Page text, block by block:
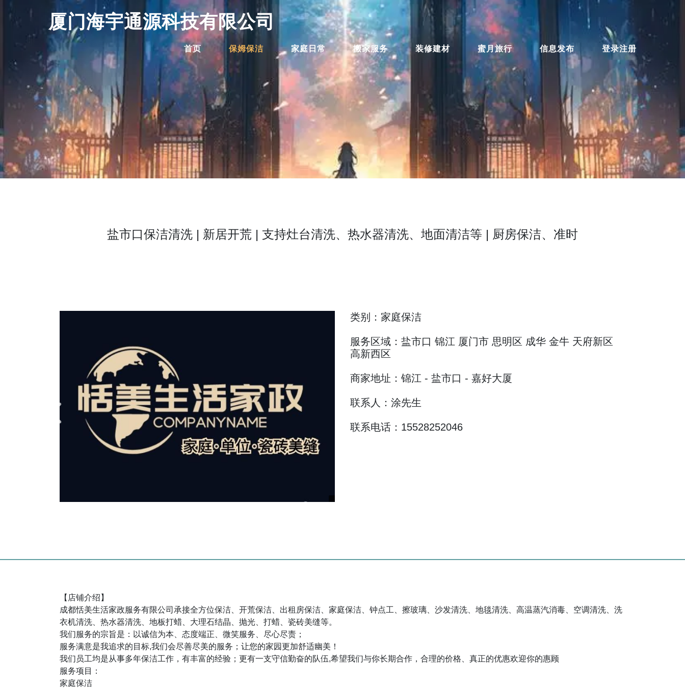
厦门海宇通源科技有限公司
首页 保姆保洁 家庭日常 搬家服务 装修建材 蜜月旅行 信息发布 登录注册
盐市口保洁清洗 | 新居开荒 | 支持灶台清洗、热水器清洗、地面清洁等 | 厨房保洁、准时
类别：家庭保洁
服务区域：盐市口 锦江 厦门市 思明区 成华 金牛 天府新区
高新西区
商家地址：锦江 - 盐市口 - 嘉好大厦
联系人：涂先生
联系电话：15528252046
【店铺介绍】
成都恬美生活家政服务有限公司承接全方位保洁、开荒保洁、出租房保洁、家庭保洁、钟点工、擦玻璃、沙发清洗、地毯清洗、高温蒸汽消毒、空调清洗、洗
衣机清洗、热水器清洗、地板打蜡、大理石结晶、抛光、打蜡、瓷砖美缝等。
我们服务的宗旨是：以诚信为本、态度端正、微笑服务、尽心尽责；
服务满意是我追求的目标,我们会尽善尽美的服务；让您的家园更加舒适幽美！
我们员工均是从事多年保洁工作，有丰富的经验；更有一支守信勤奋的队伍,希望我们与你长期合作，合理的价格、真正的优惠欢迎你的惠顾
服务项目：
家庭保洁